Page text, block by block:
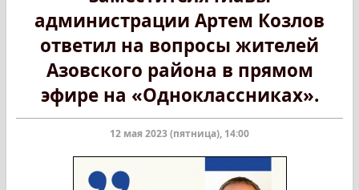
администрации Артем Козлов
ответил на вопросы жителей
Азовского района в прямом
эфире на «Одноклассниках».
12 мая 2023 (пятница), 14:00